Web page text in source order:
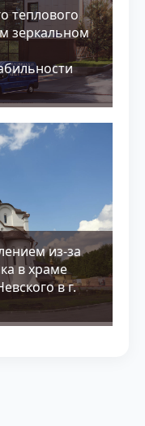
теплового
зеркальном
из-за
в храме
в г.